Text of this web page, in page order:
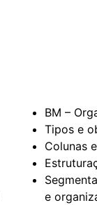
BM –
Tipos e
Colunas
e